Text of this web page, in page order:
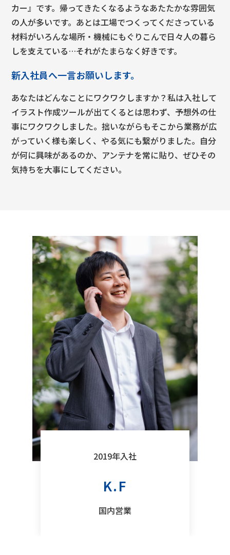
カー』です。帰ってきたくなるようなあたたかな雰囲気
の人が多いです。あとは工場でつくってくださっている
材料がいろんな場所・機械にもぐりこんで日々人の暮ら
しを支えている…それがたまらなく好きです。
新入社員へ一言お願いします。
あなたはどんなことにワクワクしますか？私は入社して
イラスト作成ツールが出てくるとは思わず、予想外の仕
事にワクワクしました。拙いながらもそこから業務が広
がっていく様も楽しく、やる気にも繋がりました。自分
が何に興味があるのか、アンテナを常に貼り、ぜひその
気持ちを大事にしてください。
2019年入社
K.F
国内営業